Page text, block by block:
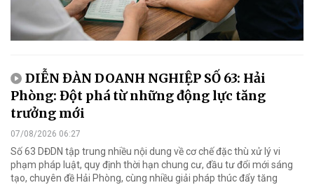
DIỄN ĐÀN DOANH NGHIỆP SỐ 63: Hải
Phòng: Đột phá từ những động lực tăng
trưởng mới
07/08/2026 06:27
Số 63 DĐDN tập trung nhiều nội dung về cơ chế đặc thù xử lý vi
phạm pháp luật, quy định thời hạn chung cư, đầu tư đổi mới sáng
tạo, chuyên đề Hải Phòng, cùng nhiều giải pháp thúc đẩy tăng